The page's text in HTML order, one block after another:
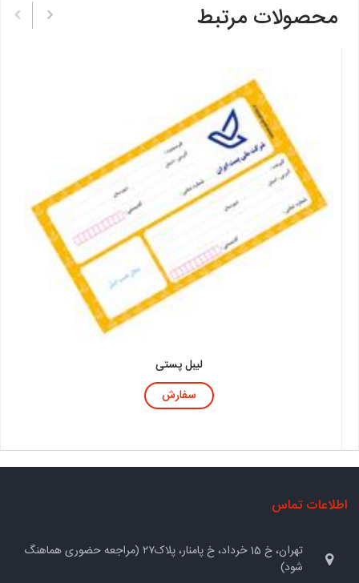
محصولات مرتبط
لیبل پستی
سفارش
اطلاعات تماس
تهران، خ 15 خرداد، خ پامنار، پلاک۲۷ (مراجعه حضوری هماهنگ
شود)